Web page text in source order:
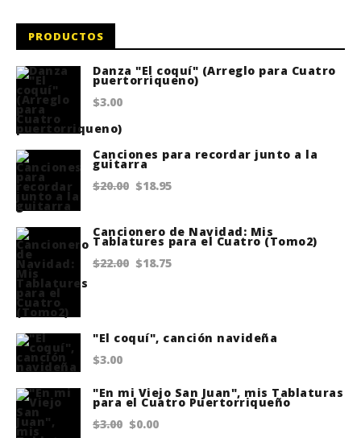
PRODUCTOS
Danza "El coquí" (Arreglo para Cuatro
puertorriqueno)
$3.00
Canciones para recordar junto a la
guitarra
$20.00 Original
was:
$20.00.
$18.95
is:
Cancionero de Navidad: Mis
Tablatures para el Cuatro (Tomo2)
$22.00 Original
$22.00.
$18.75
$18.75.
"El coquí", canción navideña
$3.00
"En mi Viejo San Juan", mis Tablaturas
para el Cuatro Puertorriqueño
$3.00 Original
$0.00